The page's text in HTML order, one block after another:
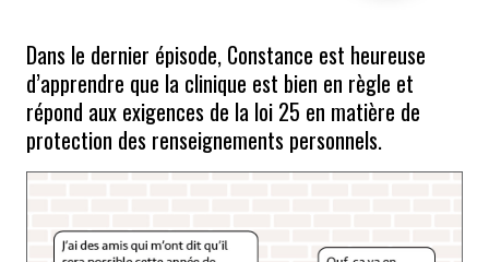
Dans le dernier épisode, Constance est heureuse
d’apprendre que la clinique est bien en règle et
répond aux exigences de la loi 25 en matière de
protection des renseignements personnels.